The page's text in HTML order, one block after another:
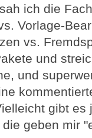
ich die
Vorlage-
vs.
und
und
gibt
geben mir